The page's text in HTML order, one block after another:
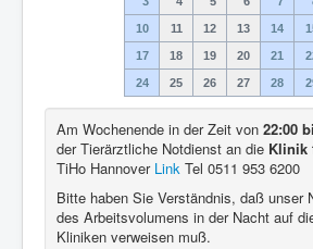
10 11 12 13 14
17 18 19 20 21
24 25 26 27 28
Am Wochenende in der Zeit von 22:00
der Tierärztliche Notdienst an die Klinik
TiHo Hannover Link Tel 0511 953 6200
Bitte haben Sie Verständnis, daß unser
des Arbeitsvolumens in der Nacht auf
Kliniken verweisen muß.